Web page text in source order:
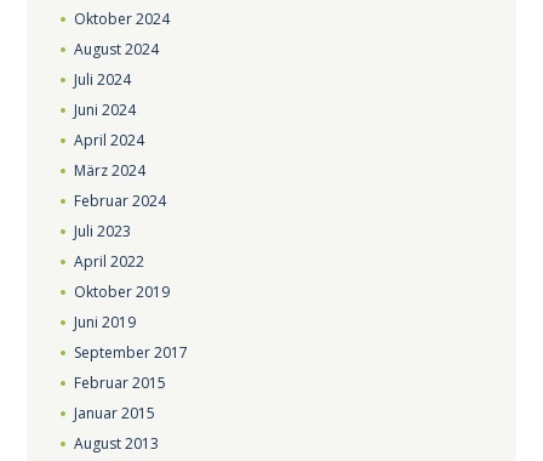
Oktober2024
August2024
Juli 2024
Juni 2024
April 2024
März2024
Februar2024
Juli 2023
April 2022
Oktober2019
Juni 2019
September2017
Februar2015
Januar2015
August2013